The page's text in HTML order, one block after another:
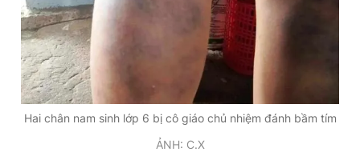
Tổng biên tập: Nguyễn Ngọc Toàn
Phó tổng biên tập thường trực: Hải Thành
Phó tổng biên tập: Lâm Hiếu Dũng
Phó tổng biên tập: Trần Việt Hưng
Tổng thư ký tòa soạn: Đức Trung
Giấy phép xuất bản số 110/GP - BTTTT cấp ngày 24.3.2020
© 2003-2026 Bản quyền thuộc về Báo Thanh Niên. Cấm sao
chép dưới mọi hình thức nếu không có sự chấp thuận bằng văn
bản. Phát triển bởi ePi Technologies, JSC.
Hai chân nam sinh lớp 6 bị cô giáo chủ nhiệm đánh bầm tím
ẢNH: C.X